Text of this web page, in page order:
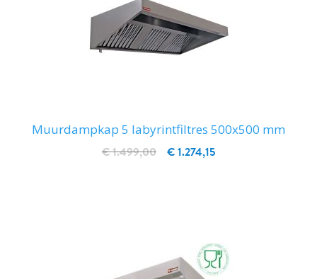
Muurdampkap 5 labyrintfiltres 500x500 mm
€ 1.274,15
€ 1.499,00